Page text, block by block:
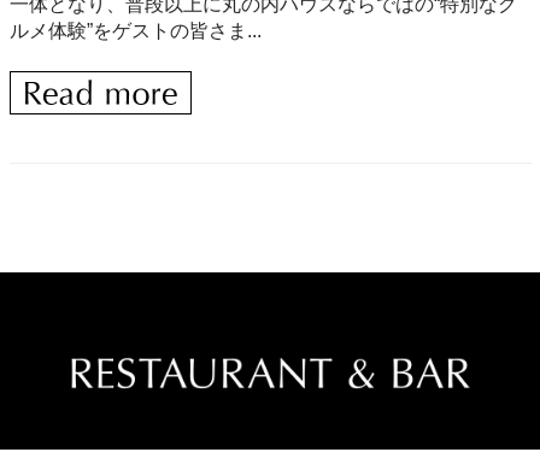
一体となり、普段以上に丸の内ハウスならではの“特別なグ
ルメ体験”をゲストの皆さま...